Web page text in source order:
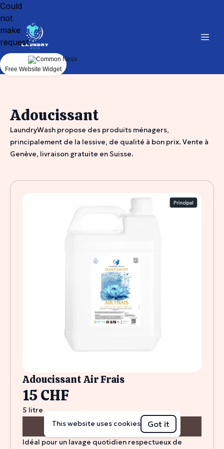
Adoucissant
LaundryWash propose des produits ménagers,
principalement de la lessive, de qualité à bon prix. Vente à
Genève, livraison gratuite en Suisse.
Adoucissant Air Frais
15 CHF
5 litre
Acheter
Idéal pour un lavage quotidien respectueux de
This website uses cookies Got it
Could
not
make
request.
Free Website Widget